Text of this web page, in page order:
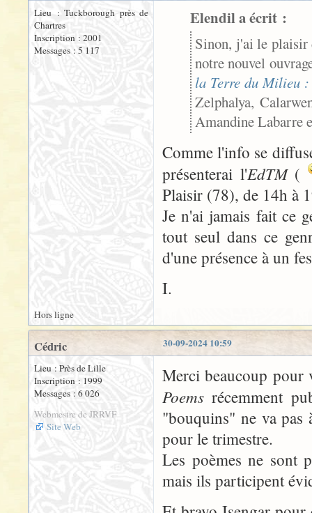
Lieu : Tuckborough près de
Chartres
Inscription : 2001
Messages : 5 117
Elendil a écrit :
Sinon, j'ai le plaisir
notre nouvel
la Terre du Milieu :
Zelphalya,
Amandine Labarre
Comme l'info se
présenterai l'EdTM(
Plaisir (78), de 14h à
Je n'ai jamais fait ce
tout seul dans ce
d'une présence à un
I.
Hors ligne
30-09-2024 10:59
Cédric
Lieu : Près de Lille
Inscription : 1999
Messages : 6 026
Webmestre de JRRVF
Site Web
Merci beaucoup
Poems récemment
"bouquins" ne va pas
pour le trimestre.
Les poèmes ne sont
mais ils participent